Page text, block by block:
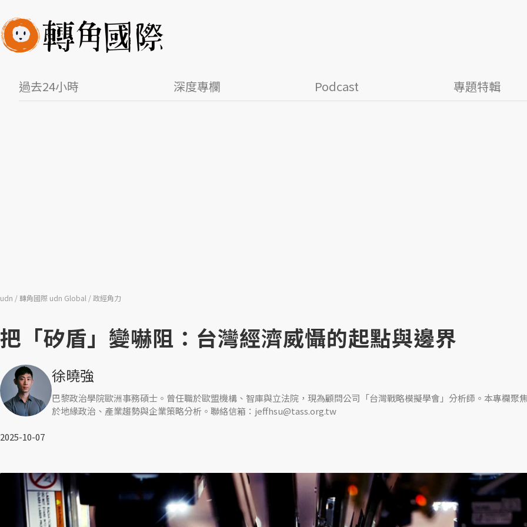
過去24小時 深度專欄 Podcast 專題特輯
udn 轉角國際 udn Global 政經角力
把「矽盾」變嚇阻：台灣經濟威懾的起點與邊界
徐曉強
巴黎政治學院歐洲事務碩士。曾任職於歐盟機構、智庫與立法院，現為顧問公司「台灣戰略模擬學會」分析師。本專欄聚
於地緣政治、產業趨勢與企業策略分析。聯絡信箱：jeffhsu@tass.org.tw
2025-10-07